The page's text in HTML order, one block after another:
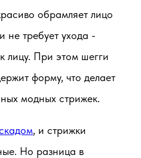
обрамляет лицо
не требует ухода -
лицу. При этом шегги
форму, что делает
модных стрижек.
, и стрижки
Но разница в